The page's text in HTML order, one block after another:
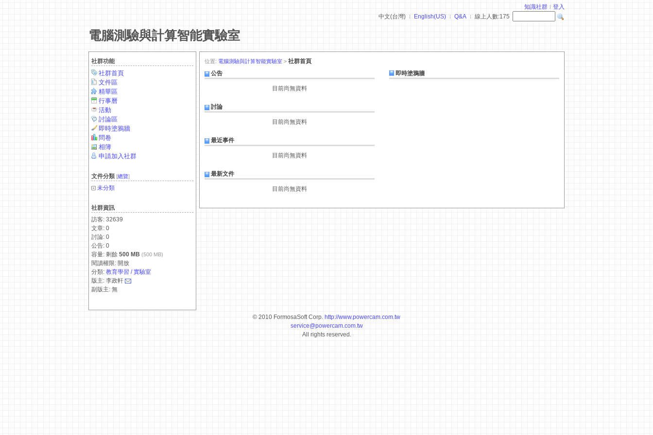
知識社群
登入
中文(台灣)
English(US) Q&A 線上人數:175
電腦測驗與計算智能實驗室
社群功能
社群首頁
文件區
精華區
行事曆
活動
討論區
即時塗鴉牆
問卷
相簿
申請加入社群
文件分類 [總覽]
未分類
社群資訊
訪客: 32639
文章: 0
討論: 0
公告: 0
容量: 剩餘 500 MB (500 MB)
閱讀權限: 開放
分類: 教育學習 / 實驗室
版主: 李政軒
副版主: 無
位置: 電腦測驗與計算智能實驗室 > 社群首頁
公告
目前尚無資料
討論
目前尚無資料
最近事件
目前尚無資料
最新文件
目前尚無資料
即時塗鴉牆
© 2010 FormosaSoft Corp. http://www.powercam.com.tw
service@powercam.com.tw
All rights reserved.